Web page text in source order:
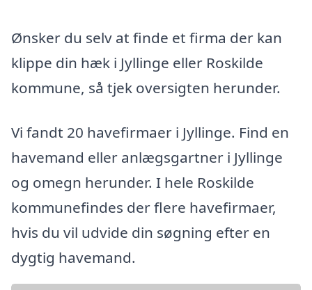
Ønsker du selv at finde et firma der kan
klippe din hæk i Jyllinge eller Roskilde
kommune, så tjek oversigten herunder.
Vi fandt 20 havefirmaer i Jyllinge. Find en
havemand eller anlægsgartner i Jyllinge
og omegn herunder. I hele Roskilde
kommunefindes der flere havefirmaer,
hvis du vil udvide din søgning efter en
dygtig havemand.